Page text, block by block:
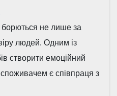
борються не лише за
людей. Одним із
створити емоційний
є співпраця з